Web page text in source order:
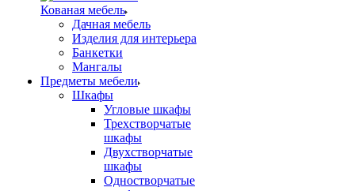
Кованая мебель
Дачная мебель
Изделия для интерьера
Банкетки
Мангалы
Предметы мебели
Шкафы
Угловые шкафы
Трехстворчатые
шкафы
Двухстворчатые
шкафы
Одностворчатые